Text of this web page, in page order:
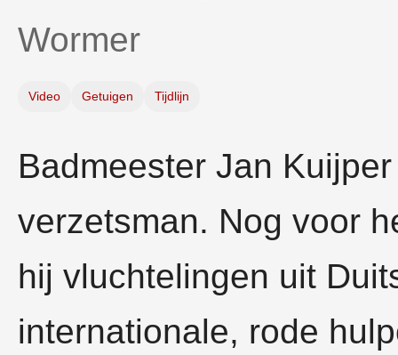
Wormer
Video Getuigen Tijdlijn
Badmeester Jan
verzetsman. Nog voor
hij vluchtelingen uit
internationale, rode